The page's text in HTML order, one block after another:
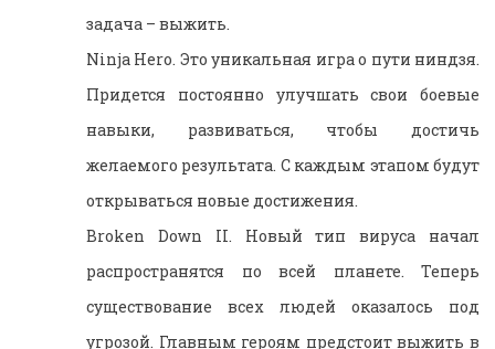
задача – выжить.
Ninja Hero. Это уникальная игра о пути ниндзя.
Придется постоянно улучшать свои боевые
навыки, развиваться, чтобы достичь
желаемого результата. С каждым этапом будут
открываться новые достижения.
Broken Down II. Новый тип вируса начал
распространятся по всей планете. Теперь
существование всех людей оказалось под
угрозой. Главным героям предстоит выжить в